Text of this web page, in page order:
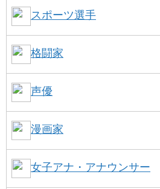
スポーツ選手
格闘家
声優
漫画家
女子アナ・アナウンサー